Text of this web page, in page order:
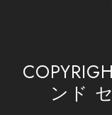
安心してお
がけてまい
ンド